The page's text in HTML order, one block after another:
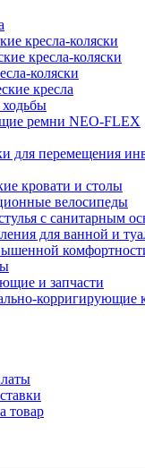
кресла-коляски
кресла-коляски
коляски
кресла
ремни NEO-FLEX
для перемещения
кровати и столы
велосипеды
с санитарным
для ванной и
и запчасти
корригирующие
товар